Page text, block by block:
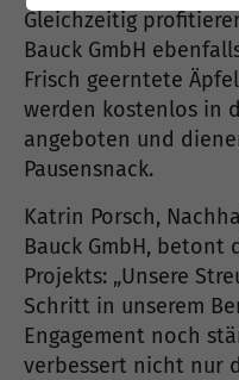
Gleichzeitig
Bauck GmbH
Frisch geerntete
werden kostenlos in
angeboten und
Pausensnack.
Katrin Porsch,
Bauck GmbH, betont
Projekts: „Unsere
Schritt in unserem
Engagement noch
verbessert nicht nur